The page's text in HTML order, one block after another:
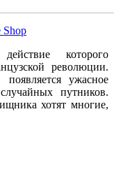
Shop
которого
революции.
ужасное
путников.
хотят многие,